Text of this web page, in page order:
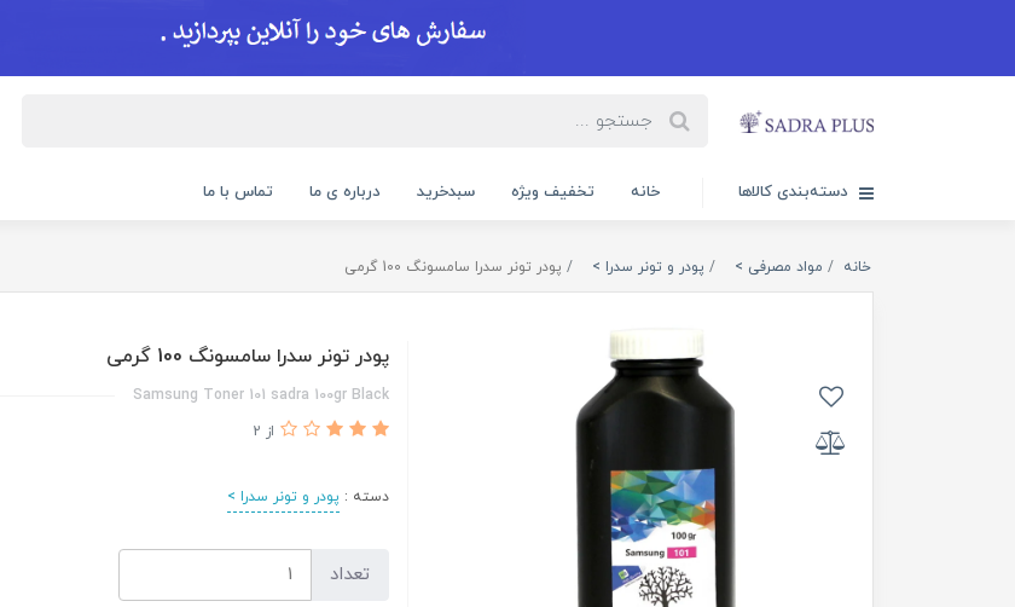
دسته‌بندی کالاها خانه تخفیف ویژه سبدخرید درباره ی ما تماس با ما
خانه مواد مصرفی > پودر و تونر سدرا > پودر تونر سدرا سامسونگ 100 گرمی
پودر تونر سدرا سامسونگ 100 گرمی
Samsung Toner 101 sadra 100gr Black
از 2
دسته : پودر و تونر سدرا >
تعداد